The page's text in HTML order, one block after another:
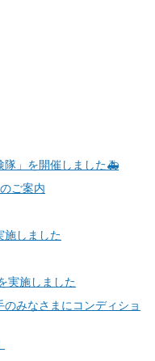
隊」を開催しました🚑
ご案内
施しました
実施しました
みなさまにコンディショ